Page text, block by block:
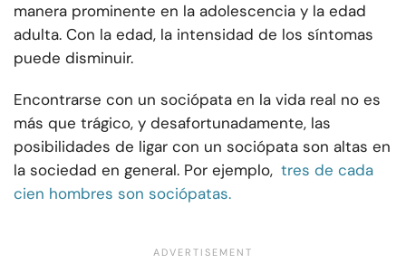
manera prominente en la adolescencia y la edad
adulta. Con la edad, la intensidad de los síntomas
puede disminuir.
Encontrarse con un sociópata en la vida real no es
más que trágico, y desafortunadamente, las
posibilidades de ligar con un sociópata son altas en
la sociedad en general. Por ejemplo, tres de cada
cien hombres son sociópatas.